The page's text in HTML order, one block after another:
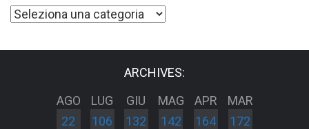
Categorie
ARCHIVES:
AGO
22
LUG
106
GIU
132
MAG
142
APR
164
MAR
172